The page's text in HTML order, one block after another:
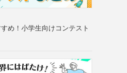
め！小学生向けコンテスト